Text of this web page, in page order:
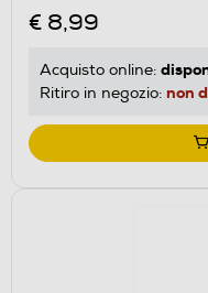
€ 8,99
Acquisto online:
Ritiro in negozio: non